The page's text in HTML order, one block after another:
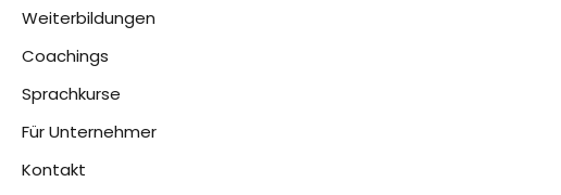
Weiterbildungen
Coachings
Sprachkurse
Für Unternehmer
Kontakt